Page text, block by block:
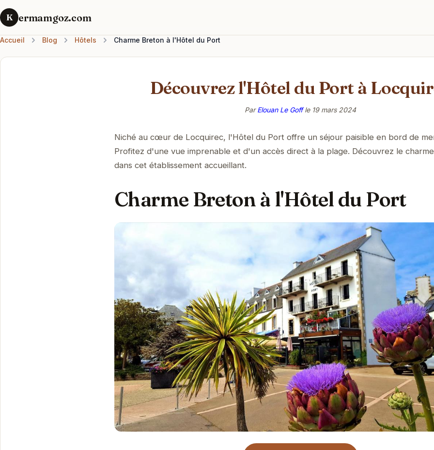
K ermamgoz.com
Accueil Blog Hôtels Charme Breton à l'Hôtel du Port
Découvrez l'Hôtel du Port à
ParElouan Le Goffle 19 mars 2024
Niché au cœur de Locquirec, l'Hôtel du Port offre un séjour paisible en bord de
Profitez d'une vue imprenable et d'un accès direct à la plage. Découvrez le
dans cet établissement accueillant.
Charme Breton à l'Hôtel du Port